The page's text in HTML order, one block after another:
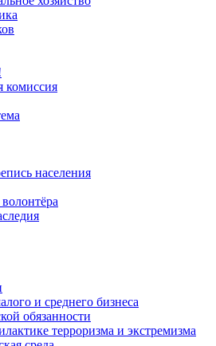
комиссия
населения
и среднего бизнеса
обязанности
терроризма и экстремизма